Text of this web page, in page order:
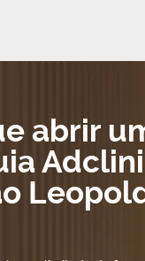
abrir